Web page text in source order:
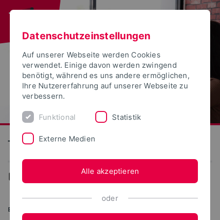
Technische Hochschule Ostwestfalen-Lippe
Studiengänge
BACHELOR OF SCIENCE (B.SC.)
Datenschutzeinstellungen
Auf unserer Webseite werden Cookies
verwendet. Einige davon werden zwingend
benötigt, während es uns andere ermöglichen,
Ihre Nutzererfahrung auf unserer Webseite zu
verbessern.
Funktional Statistik
Externe Medien
Alle akzeptieren
oder